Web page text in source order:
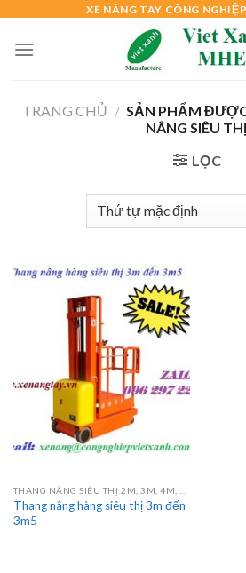
content
XE NÂNG TAY CÔNG
TRANG CHỦ / SẢN PHẨM
NÂNG SIÊU
LỌC
Thang nâng hàng siêu thị 3m đến
3m5